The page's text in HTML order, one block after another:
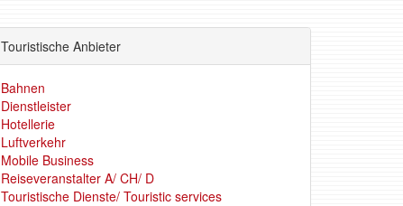
Touristische Anbieter
Bahnen
Dienstleister
Hotellerie
Luftverkehr
Mobile Business
Reiseveranstalter A/ CH/ D
Touristische Dienste/ Touristic services